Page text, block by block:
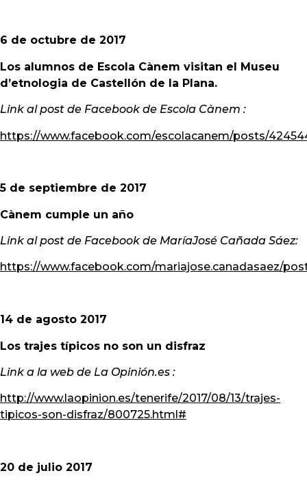
6 de octubre de 2017
Los alumnos de Escola Cànem visitan el Museu
d’etnologia de Castellón de la Plana.
Link al post de Facebook de Escola Cànem :
https://www.facebook.com/escolacanem/posts/
5 de septiembre de 2017
Cànem cumple un año
Link al post de Facebook de MaríaJosé Cañada Sáez:
https://www.facebook.com/mariajose.canadasaez/
14 de agosto 2017
Los trajes típicos no son un disfraz
Link a la web de La Opinión.es :
http://www.laopinion.es/tenerife/2017/08/13/trajes-
tipicos-son-disfraz/800725.html#
20 de julio 2017